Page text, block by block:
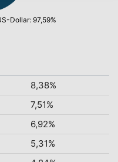
Dollar: 97,59%
8,38%
7,51%
6,92%
5,31%